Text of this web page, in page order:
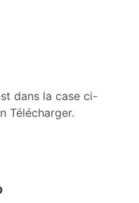
dans la case ci-
Télécharger.